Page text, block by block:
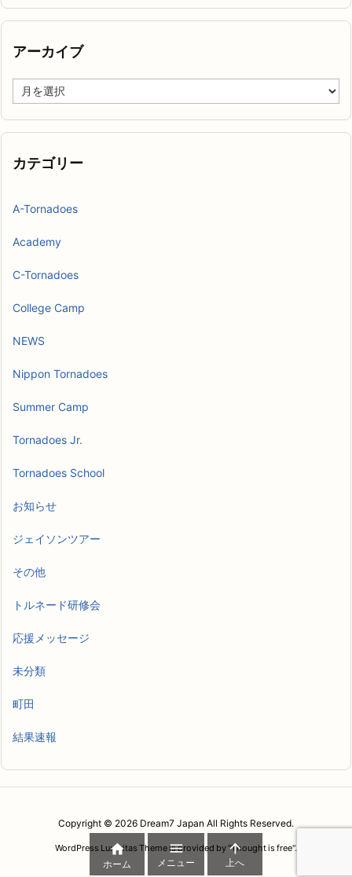
アーカイブ
ー
イ
カテゴリー
A-Tornadoes
Academy
C-Tornadoes
College Camp
NEWS
Nippon Tornadoes
Summer Camp
Tornadoes Jr.
Tornadoes School
お知らせ
ジェイソンツアー
その他
トルネード研修会
応援メッセージ
未分類
町田
結果速報
Copyright © 2026 Dream7 Japan All Rights Reserved.
WordPress Luxeritas Theme is provided by "Thought is free".

ホーム

メニュー

上へ